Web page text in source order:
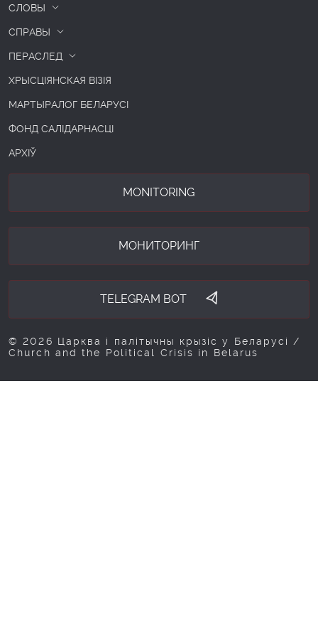
СЛОВЫ
СПРАВЫ
ПЕРАСЛЕД
ХРЫСЦІЯНСКАЯ ВІЗІЯ
МАРТЫРАЛОГ БЕЛАРУСІ
ФОНД САЛІДАРНАСЦІ
АРХІЎ
MONITORING
МОНИТОРИНГ
TELEGRAM BOT
© 2026 Царква і палітычны крызіс у Беларусі /
Church and the Political Crisis in Belarus